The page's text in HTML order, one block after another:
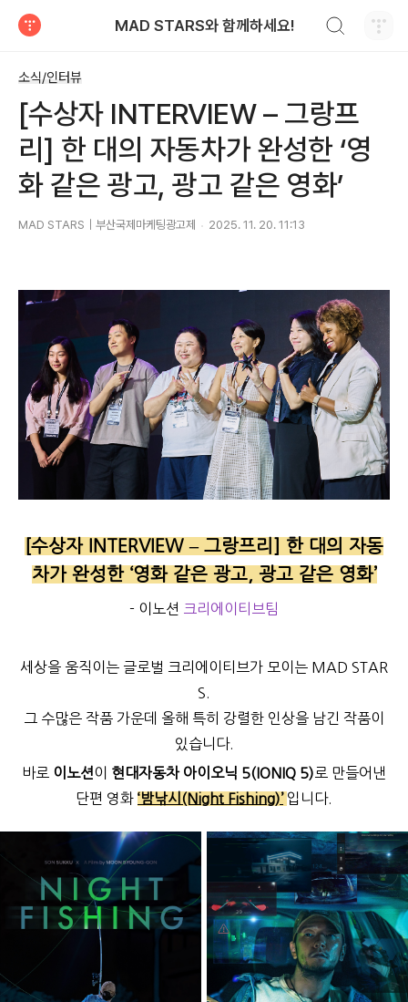
MAD STARS와 함께하세요!
소식/인터뷰
[수상자 INTERVIEW – 그랑프
리] 한 대의 자동차가 완성한 ‘영
화 같은 광고, 광고 같은 영화’
MAD STARS｜부산국제마케팅광고제 2025. 11. 20. 11:13
[수상자 INTERVIEW – 그랑프리] 한 대의 자동
차가 완성한 ‘영화 같은 광고, 광고 같은 영화’
- 이노션 크리에이티브팀
세상을 움직이는 글로벌 크리에이티브가 모이는 MAD STAR
S.
그 수많은 작품 가운데 올해 특히 강렬한 인상을 남긴 작품이
있습니다.
바로 이노션이 현대자동차 아이오닉 5(IONIQ 5)로 만들어낸
단편 영화 ‘밤낚시(Night Fishing)’ 입니다.